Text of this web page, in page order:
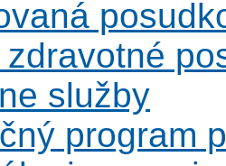
služby
program